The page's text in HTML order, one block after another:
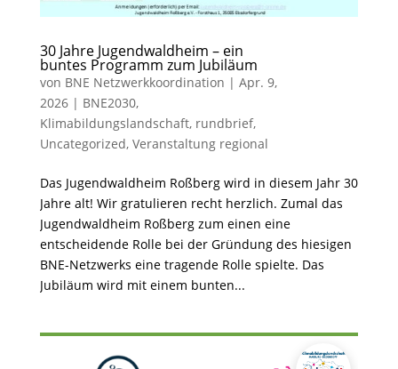
30 Jahre Jugendwaldheim – ein
buntes Programm zum Jubiläum
von BNE Netzwerkkoordination | Apr. 9,
2026| BNE2030,
Klimabildungslandschaft, rundbrief,
Uncategorized, Veranstaltung regional
Das Jugendwaldheim Roßberg wird in diesem Jahr 30
Jahre alt! Wir gratulieren recht herzlich. Zumal das
Jugendwaldheim Roßberg zum einen eine
entscheidende Rolle bei der Gründung des hiesigen
BNE-Netzwerks eine tragende Rolle spielte. Das
Jubiläum wird mit einem bunten...